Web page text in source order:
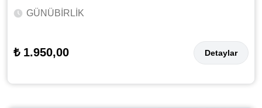
GÜNÜBİRLİK
₺ 1.950,00 Detaylar